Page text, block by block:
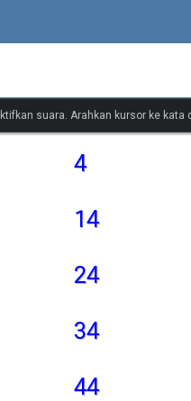
suara. Arahkan kursor ke
4
14
24
34
44